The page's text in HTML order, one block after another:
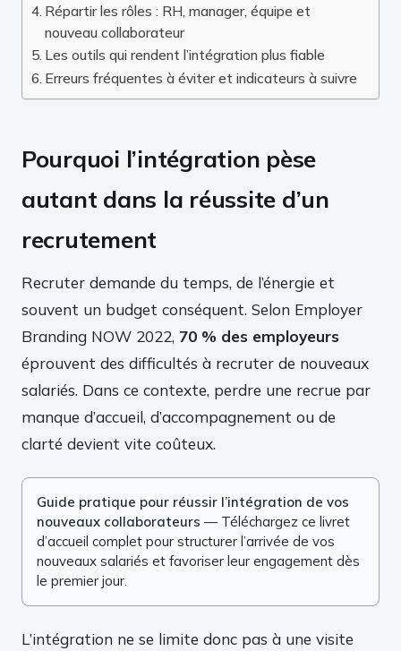
Répartir les rôles : RH, manager, équipe et
nouveau collaborateur
Les outils qui rendent l’intégration plus fiable
Erreurs fréquentes à éviter et indicateurs à suivre
Pourquoi l’intégration pèse
autant dans la réussite d’un
recrutement
Recruter demande du temps, de l’énergie et
souvent un budget conséquent. Selon Employer
Branding NOW 2022, 70 % des employeurs
éprouvent des difficultés à recruter de nouveaux
salariés. Dans ce contexte, perdre une recrue par
manque d’accueil, d’accompagnement ou de
clarté devient vite coûteux.
Guide pratique pour réussir l’intégration de vos
nouveaux collaborateurs — Téléchargez ce livret
d’accueil complet pour structurer l’arrivée de vos
nouveaux salariés et favoriser leur engagement dès
le premier jour.
L’intégration ne se limite donc pas à une visite